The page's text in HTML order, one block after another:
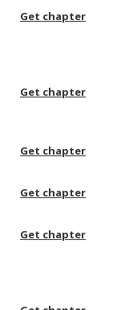
Get chapter
Get chapter
Get chapter
Get chapter
Get chapter